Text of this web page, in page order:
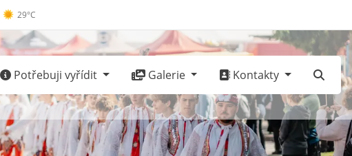
29°C
Potřebuji vyřídit Galerie Kontakty